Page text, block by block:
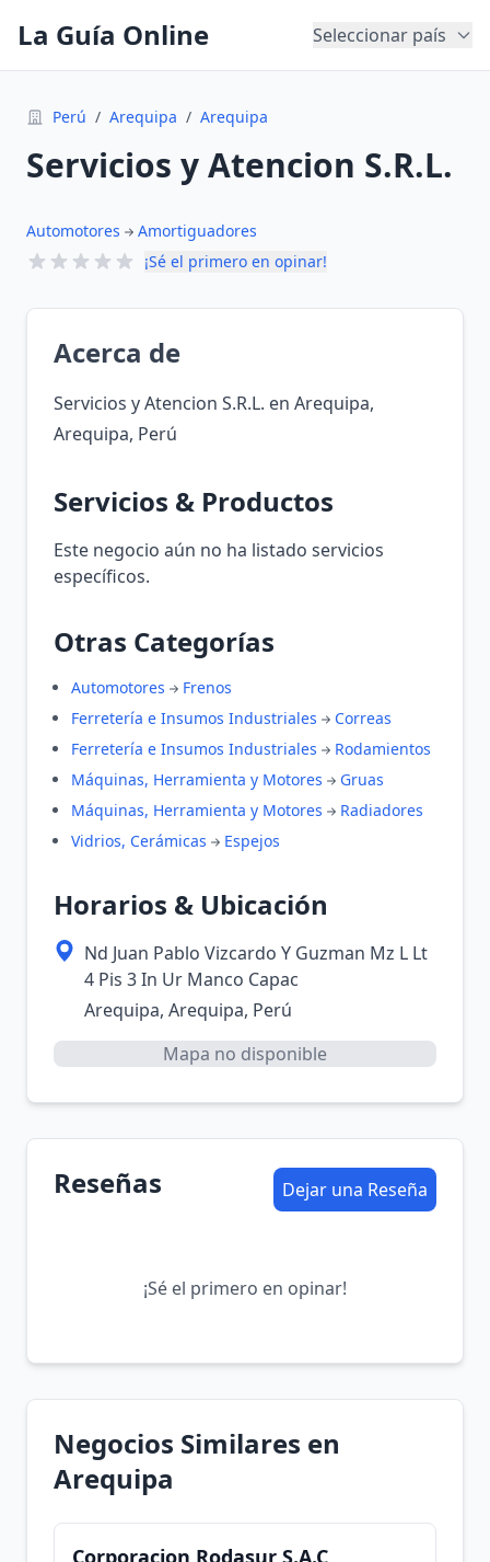
La Guía Online Seleccionar país
Perú / Arequipa / Arequipa
Servicios y Atencion S.R.L.
Automotores
Amortiguadores
¡Sé el primero en opinar!
Acerca de
Servicios y Atencion S.R.L. en Arequipa,
Arequipa, Perú
Servicios & Productos
Este negocio aún no ha listado servicios
específicos.
Otras Categorías
Automotores
Frenos
Ferretería e Insumos Industriales
Correas
Ferretería e Insumos Industriales
Rodamientos
Máquinas, Herramienta y Motores
Gruas
Máquinas, Herramienta y Motores
Radiadores
Vidrios, Cerámicas
Espejos
Horarios & Ubicación
Nd Juan Pablo Vizcardo Y Guzman Mz L Lt
4 Pis 3 In Ur Manco Capac
Arequipa, Arequipa, Perú
Mapa no disponible
Reseñas Dejar una Reseña
¡Sé el primero en opinar!
Negocios Similares en
Arequipa
Corporacion Rodasur S.A.C